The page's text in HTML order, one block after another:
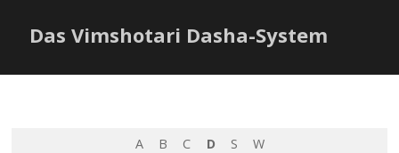
Das Vimshotari Dasha-System
A B C D S
W